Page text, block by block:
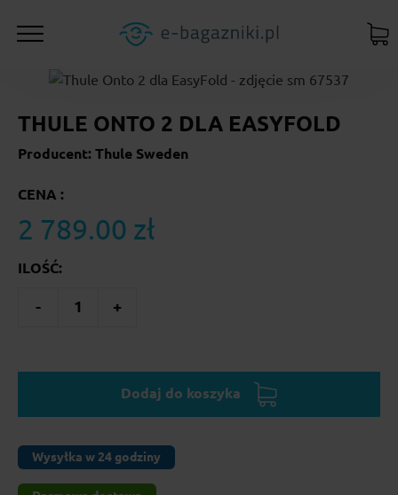
THULE ONTO 2 DLA EASYFOLD
Producent: Thule Sweden
CENA :
2 789.00 zł
ILOŚĆ:
- 1 +
Dodaj do koszyka
Wysyłka w 24 godziny